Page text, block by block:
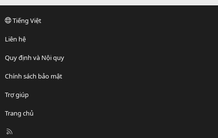
Tiếng Việt
Liên hệ
Quy định và Nội quy
Chính sách bảo mật
Trợ giúp
Trang chủ
R